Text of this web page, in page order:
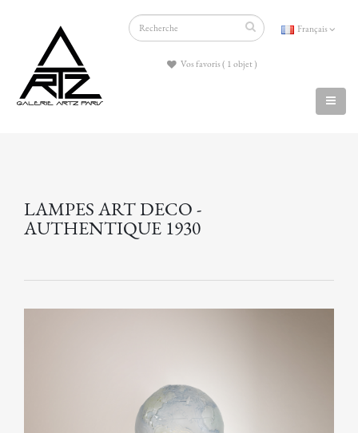
Français
Vos favoris ( 1 objet )
LAMPES ART DECO -
AUTHENTIQUE 1930